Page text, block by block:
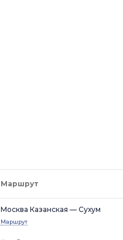
Маршрут
Москва Казанская — Сухум
Маршрут